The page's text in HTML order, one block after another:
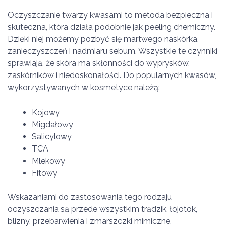
Oczyszczanie twarzy kwasami to metoda bezpieczna i
skuteczna, która działa podobnie jak peeling chemiczny.
Dzięki niej możemy pozbyć się martwego naskórka,
zanieczyszczeń i nadmiaru sebum. Wszystkie te czynniki
sprawiają, że skóra ma skłonności do wyprysków,
zaskórników i niedoskonałości. Do popularnych kwasów,
wykorzystywanych w kosmetyce należą:
Kojowy
Migdałowy
Salicylowy
TCA
Mlekowy
Fitowy
Wskazaniami do zastosowania tego rodzaju
oczyszczania są przede wszystkim trądzik, łojotok,
blizny, przebarwienia i zmarszczki mimiczne.